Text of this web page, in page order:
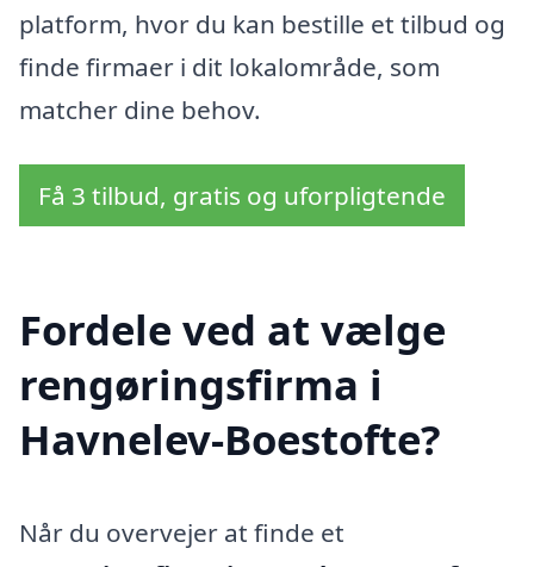
platform, hvor du kan bestille et tilbud og
finde firmaer i dit lokalområde, som
matcher dine behov.
Få 3 tilbud, gratis og uforpligtende
Fordele ved at vælge
rengøringsfirma i
Havnelev-Boestofte?
Når du overvejer at finde et